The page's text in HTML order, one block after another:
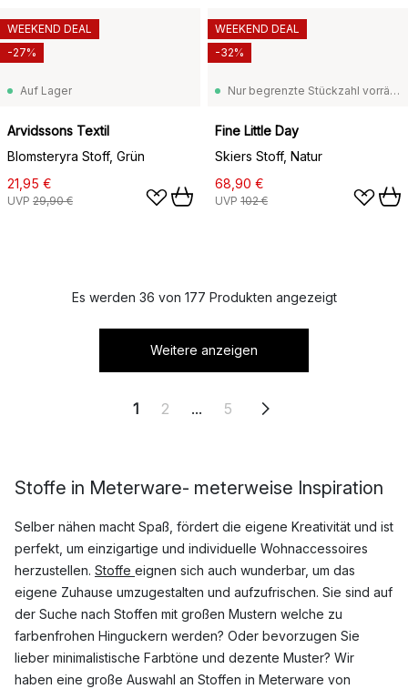
Auf Lager
Arvidssons Textil
Blomsteryra Stoff, Grün
21,95 €
UVP 29,90 €
WEEKEND DEAL
-27%
Nur begrenzte Stückzahl vorrätig
Fine Little Day
Skiers Stoff, Natur
68,90 €
UVP 102 €
WEEKEND DEAL
-32%
Es werden 36 von 177 Produkten angezeigt
Weitere anzeigen
1 2 ... 5
Stoffe in Meterware- meterweise Inspiration
Selber nähen macht Spaß, fördert die eigene Kreativität und ist
perfekt, um einzigartige und individuelle Wohnaccessoires
herzustellen. Stoffe eignen sich auch wunderbar, um das
eigene Zuhause umzugestalten und aufzufrischen. Sie sind auf
der Suche nach Stoffen mit großen Mustern welche zu
farbenfrohen Hinguckern werden? Oder bevorzugen Sie
lieber minimalistische Farbtöne und dezente Muster? Wir
haben eine große Auswahl an Stoffen in Meterware von